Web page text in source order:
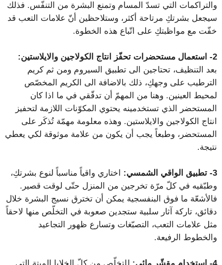
والتراكمات التي تسدّ المسام وتمنع البشرة من التنفّس. فذلك
سيجعل بشرتكِ مرتاحة أكثر، وستلاحظين أنّ علامات التعب قد
خفّت مع مواظبتكِ على اتّباع هذه الخطوة.
2- استعمال مستحضرات تحفّز انتاج الكولاجين والايلاستين:
بعد التنظيف، تحتاجين الى تطبيق السيروم ومن ثم كريم
الترطيب على وجهكِ، ذلك بالاضافة الى الكريم المخصّص
لمحيط العينين. وهنا من المهمّ أن تدقّقي في ما اذا كان
المستحضر الذي تستخدمينه يحتوي المكوّنات اللازمة لتحفيز
انتاج الكولاجين والايلاستين. وهذه معلومة مهمّة تُذكَر على
المستحضر، وطبعاً يجب أن يكون من علامة موثوقة لكي يعطي
نتيجة.
3- تطبيق الواقي الشمسي:
اختاري واقياً مناسباً لنوع بشرتكِ،
وطبّقيه في كلّ مرّة تخرجين من المنزل حتّى لوقت قصير.
فالأشعّة ما فوق البنفسجية يمكن أن تخترق نسيج البشرة خلال
دقائق، تاركة آثار سلبية ستجدين صعوبة في التخلّص منها لاحقاً
مثل علامات التعب، التصبّغات وتسارع ظهور التجاعيد
والخطوط الرفيعة.